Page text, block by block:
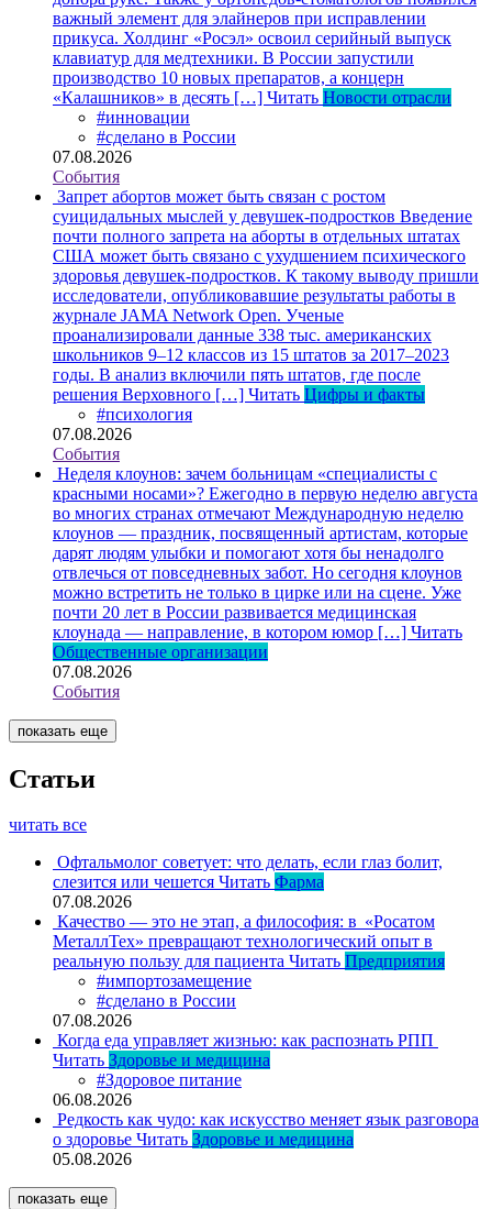
важный элемент для элайнеров при исправлении
прикуса. Холдинг «Росэл» освоил серийный выпуск
клавиатур для медтехники. В России запустили
производство 10 новых препаратов, а концерн
«Калашников» в десять […] Читать Новости отрасли
#инновации
#сделано в России
07.08.2026
События
Запрет абортов может быть связан с ростом
суицидальных мыслей у девушек-подростков Введение
почти полного запрета на аборты в отдельных штатах
США может быть связано с ухудшением психического
здоровья девушек-подростков. К такому выводу пришли
исследователи, опубликовавшие результаты работы в
журнале JAMA Network Open. Ученые
проанализировали данные 338 тыс. американских
школьников 9–12 классов из 15 штатов за 2017–2023
годы. В анализ включили пять штатов, где после
решения Верховного […] Читать Цифры и факты
#психология
07.08.2026
События
Неделя клоунов: зачем больницам «специалисты с
красными носами»? Ежегодно в первую неделю августа
во многих странах отмечают Международную неделю
клоунов — праздник, посвященный артистам, которые
дарят людям улыбки и помогают хотя бы ненадолго
отвлечься от повседневных забот. Но сегодня клоунов
можно встретить не только в цирке или на сцене. Уже
почти 20 лет в России развивается медицинская
клоунада — направление, в котором юмор […] Читать
Общественные организации
07.08.2026
События
показать еще
Статьи
читать все
Офтальмолог советует: что делать, если глаз болит,
слезится или чешется Читать Фарма
07.08.2026
Качество — это не этап, а философия: в «Росатом
МеталлТех» превращают технологический опыт в
реальную пользу для пациента Читать Предприятия
#импортозамещение
#сделано в России
07.08.2026
Когда еда управляет жизнью: как распознать РПП
Читать Здоровье и медицина
#Здоровое питание
06.08.2026
Редкость как чудо: как искусство меняет язык разговора
о здоровье Читать Здоровье и медицина
05.08.2026
показать еще